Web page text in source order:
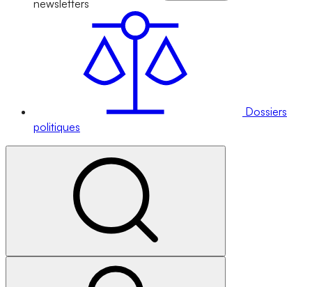
newsletters
Dossiers
politiques